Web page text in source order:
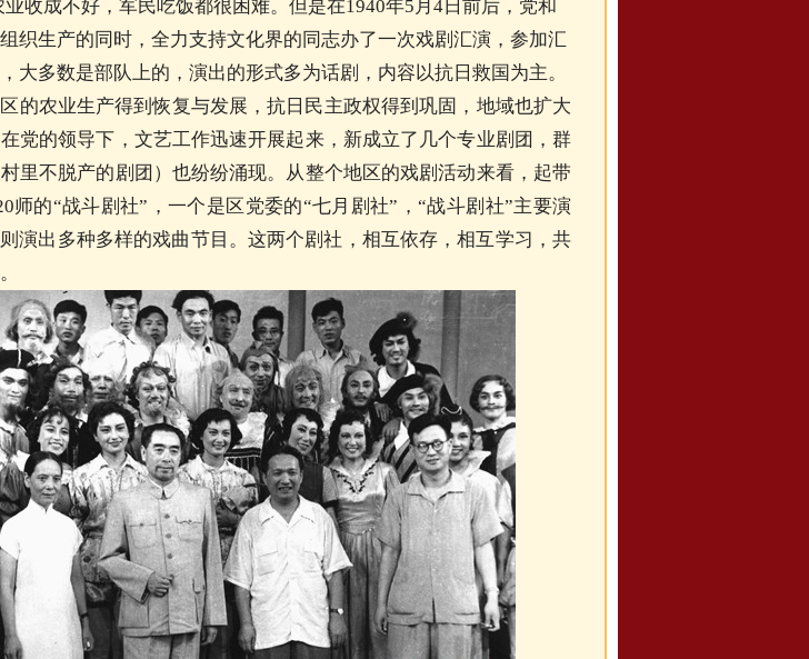
业收成不好，军民吃饭都很困难。但是在1940年5月4日前后，党和
织生产的同时，全力支持文化界的同志办了一次戏剧汇演，参加汇
大多数是部队上的，演出的形式多为话剧，内容以抗日救国为主。
的农业生产得到恢复与发展，抗日民主政权得到巩固，地域也扩大
党的领导下，文艺工作迅速开展起来，新成立了几个专业剧团，群
里不脱产的剧团）也纷纷涌现。从整个地区的戏剧活动来看，起带
师的“战斗剧社”，一个是区党委的“七月剧社”，“战斗剧社”主要演
演出多种多样的戏曲节目。这两个剧社，相互依存，相互学习，共